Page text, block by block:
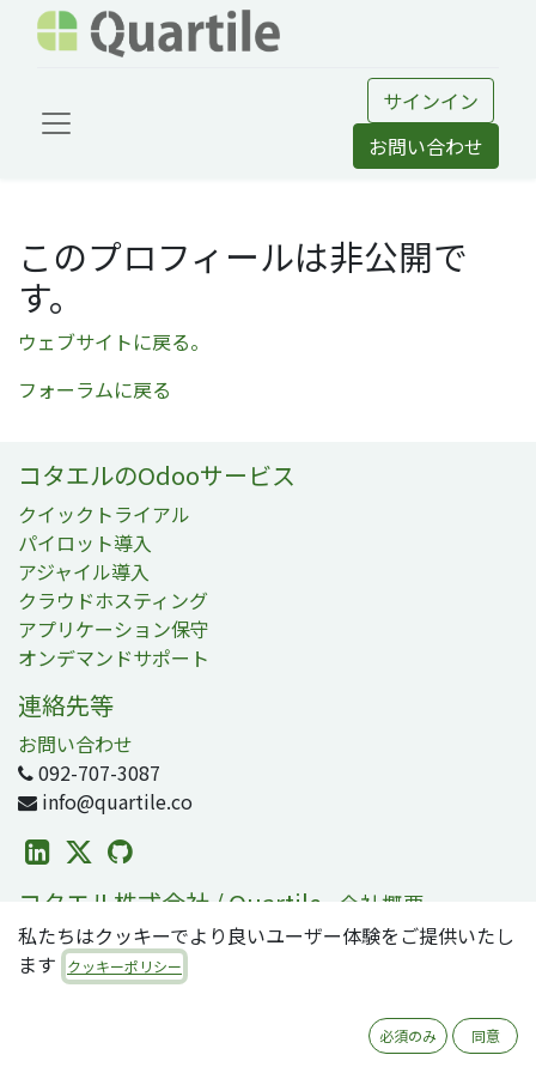
サインイン
お問い合わせ
このプロフィールは非公開で
す。
ウェブサイトに戻る。
フォーラムに戻る
コタエルのOdooサービス
クイックトライアル
パイロット導入
アジャイル導入
クラウドホスティング
アプリケーション保守
オンデマンドサポート
連絡先等
お問い合わせ
092-707-3087
info@quartile.co
コタエル株式会社 / Quartile 会社概要
コタエルは日本および世界各地のお客様のOdoo導入を支
援しています。
Odooは2800万人のユーザが利用する、世界で最も人気の
オープンソースビジネスアプリ/ERPスイートです。零細・
私たちはクッキーでより良いユーザー体験をご提供いたし
ます
クッキーポリシー
必須のみ 同意